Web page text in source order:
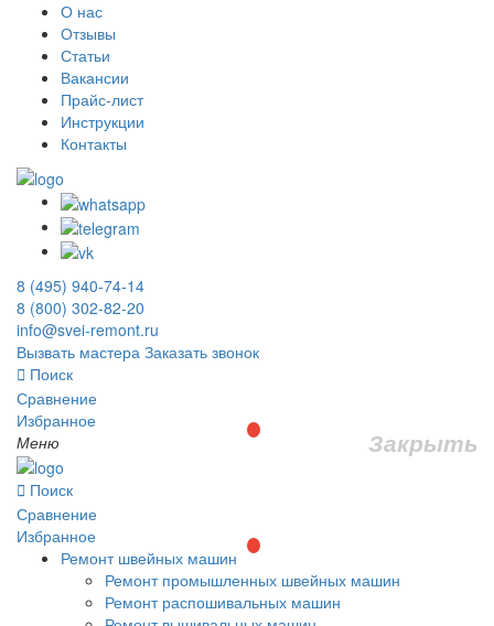
О нас
Отзывы
Статьи
Вакансии
Прайс-лист
Инструкции
Контакты
8 (495) 940-74-14
8 (800) 302-82-20
info@svei-remont.ru
Вызвать мастера Заказать звонок
Поиск
Сравнение
Избранное
Меню
Закрыть
Поиск
Сравнение
Избранное
Ремонт швейных машин
Ремонт промышленных швейных машин
Ремонт распошивальных машин